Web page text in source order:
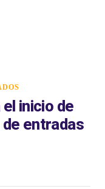
inicio de
entradas